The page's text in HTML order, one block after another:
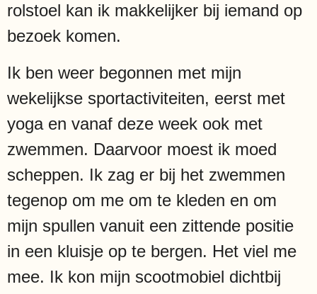
rolstoel kan ik makkelijker bij iemand op
bezoek komen.
Ik ben weer begonnen met mijn
wekelijkse sportactiviteiten, eerst met
yoga en vanaf deze week ook met
zwemmen. Daarvoor moest ik moed
scheppen. Ik zag er bij het zwemmen
tegenop om me om te kleden en om
mijn spullen vanuit een zittende positie
in een kluisje op te bergen. Het viel me
mee. Ik kon mijn scootmobiel dichtbij